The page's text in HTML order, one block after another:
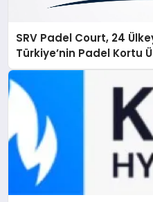
SRV Padel Court, 24
Türkiye’nin Padel Kortu